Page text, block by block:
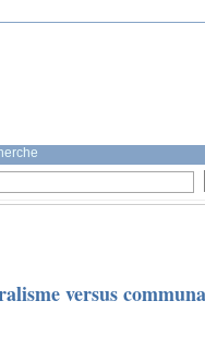
versus